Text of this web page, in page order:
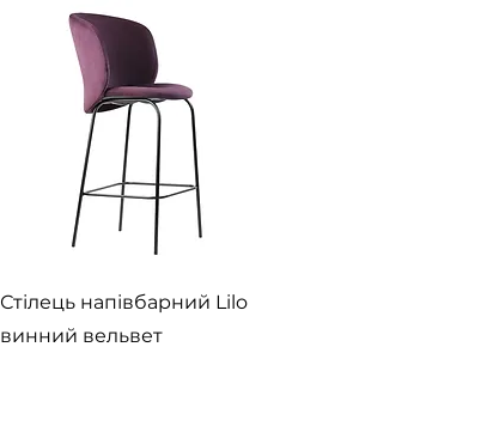
Швидкий перегляд
Стілець напівбарний Lilo
винний вельвет